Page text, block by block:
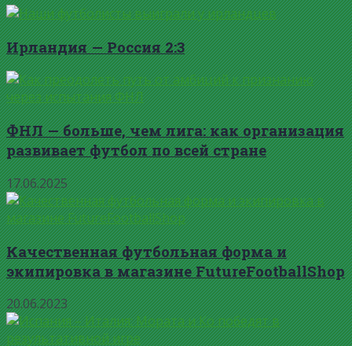
Ирландия — Россия 2:3
ФНЛ — больше, чем лига: как организация
развивает футбол по всей стране
17.06.2025
Качественная футбольная форма и
экипировка в магазине FutureFootballShop
20.06.2023